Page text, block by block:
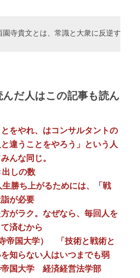
園寺貴文とは、常識と大衆に反逆する
だ人はこの記事も読ん
をやれ、はコンサルタントの
違うことをやろう」という人
んな同じ。
出しの数
勝ち上がるためには、「戦
が必要
がラク。なぜなら、毎回人を
済むから
帝国大学） 「技術と戦術と
知らない人はいつまでも弱
帝国大学 経済経営法学部